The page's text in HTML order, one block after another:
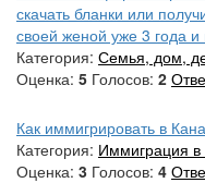
скачать бланки или
своей женой уже 3 года
Категория: Семья, дом,
Оценка: 5 Голосов: 2
Как иммигрировать в
Категория: Иммиграция в
Оценка: 3 Голосов: 4